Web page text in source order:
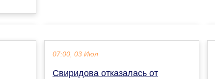
07:00, 03 Июл
Свиридова отказалась от